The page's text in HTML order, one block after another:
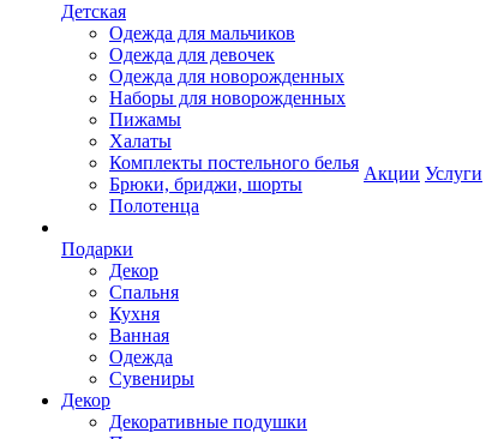
Детская
Одежда для мальчиков
Одежда для девочек
Одежда для новорожденных
Наборы для новорожденных
Пижамы
Халаты
Комплекты постельного белья
Брюки, бриджи, шорты
Полотенца
Подарки
Декор
Спальня
Кухня
Ванная
Одежда
Сувениры
Декор
Декоративные подушки
Акции Услуги